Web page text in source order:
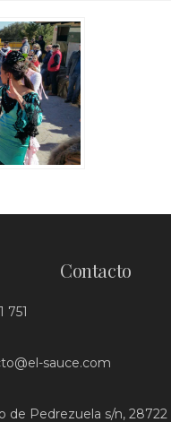
Contacto
751
sauce.com
de Pedrezuela s/n, 28722